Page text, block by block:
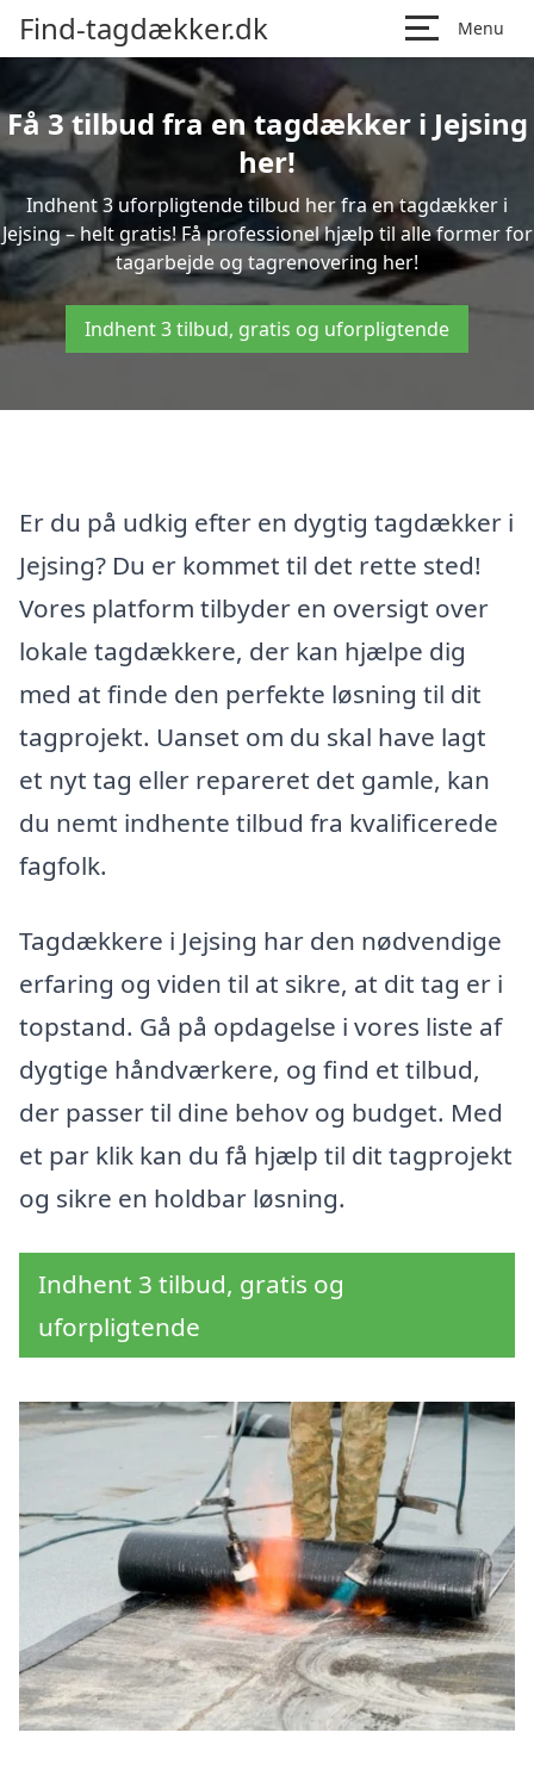
Find-tagdækker.dk Menu
Få 3 tilbud fra en tagdækker i Jejsing
her!
Indhent 3 uforpligtende tilbud her fra en tagdækker i
Jejsing – helt gratis! Få professionel hjælp til alle former for
tagarbejde og tagrenovering her!
Indhent 3 tilbud, gratis og uforpligtende
Er du på udkig efter en dygtig tagdækker i
Jejsing? Du er kommet til det rette sted!
Vores platform tilbyder en oversigt over
lokale tagdækkere, der kan hjælpe dig
med at finde den perfekte løsning til dit
tagprojekt. Uanset om du skal have lagt
et nyt tag eller repareret det gamle, kan
du nemt indhente tilbud fra kvalificerede
fagfolk.
Tagdækkere i Jejsing har den nødvendige
erfaring og viden til at sikre, at dit tag er i
topstand. Gå på opdagelse i vores liste af
dygtige håndværkere, og find et tilbud,
der passer til dine behov og budget. Med
et par klik kan du få hjælp til dit tagprojekt
og sikre en holdbar løsning.
Indhent 3 tilbud, gratis og
uforpligtende